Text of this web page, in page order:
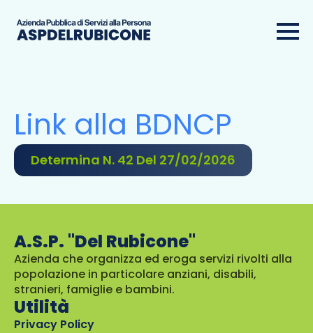
Link alla BDNCP
Determina N. 42 Del 27/02/2026
A.S.P. "Del Rubicone"
Azienda che organizza ed eroga servizi rivolti alla
popolazione in particolare anziani, disabili,
stranieri, famiglie e bambini.
Utilità
Privacy Policy